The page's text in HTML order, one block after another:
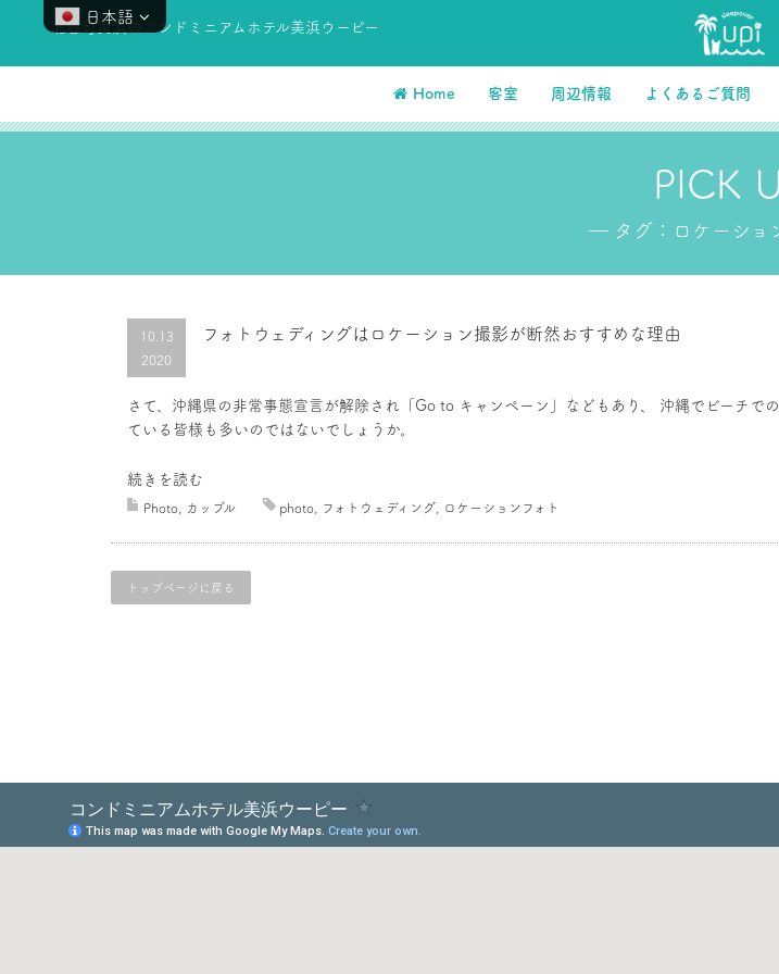
北谷町美浜のコンドミニアムホテル美浜ウーピー
Home 客室 周辺情報 よくあるご質問
PICK
― タグ：ロケーショ
10.13
2020
フォトウェディングはロケーション撮影が断然おすすめな理由
さて、沖縄県の非常事態宣言が解除され「Go to キャンペーン」などもあり、 沖縄でビーチで
ている皆様も多いのではないでしょうか。
続きを読む
Photo カップル photo フォトウェディング ロケーションフォト
トップページに戻る
日本語